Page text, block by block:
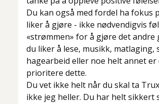
Du kan også med fordel ha fokus
liker å gjøre - ikke nødvendigvis
«strømmen» for å gjøre det andre
du liker å lese, musikk, matlaging,
hagearbeid eller noe helt annet er
prioritere dette.
Du vet ikke helt når du skal ta
ikke jeg heller. Du har helt sikkert